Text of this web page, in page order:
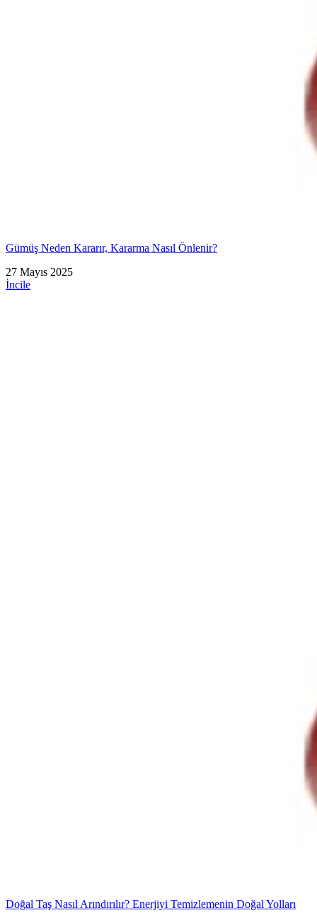
Gümüş Neden Kararır, Kararma Nasıl Önlenir?
27 Mayıs 2025
İncile
Doğal Taş Nasıl Arındırılır? Enerjiyi Temizlemenin Doğal Yolları